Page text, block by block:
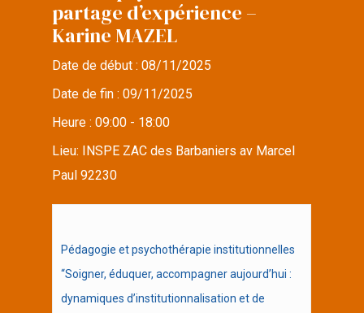
partage d’expérience –
Karine MAZEL
Date de début :08/11/2025
Date de fin :09/11/2025
Heure :09:00 - 18:00
Lieu:
INSPE ZAC des Barbaniers av Marcel
Paul 92230
Pédagogie et psychothérapie institutionnelles
“Soigner, éduquer, accompagner aujourd’hui :
dynamiques d’institutionnalisation et de